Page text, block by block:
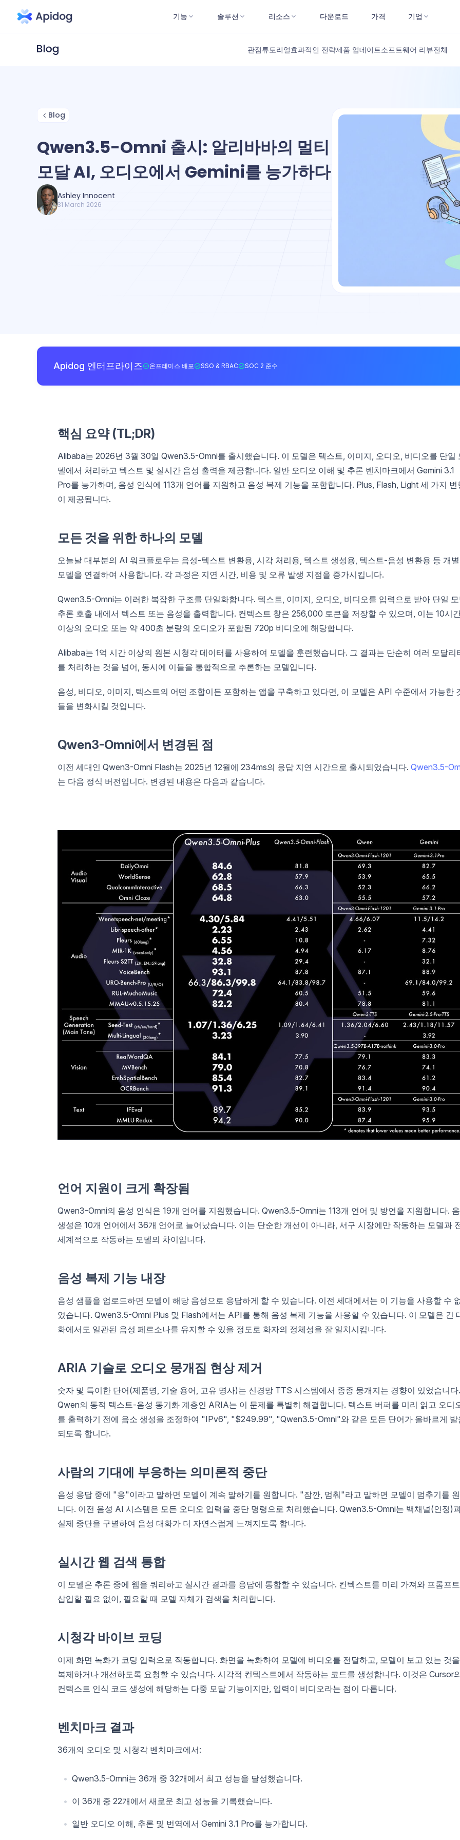
기능 솔루션 리소스 다운로드 가격 기업
관점튜토리얼효과적인 전략제품 업데이트소프트웨어 리뷰전체
Blog
Qwen3.5-Omni 출시: 알리바바의 멀티
모달 AI, 오디오에서 Gemini를 능가하다
Ashley Innocent
31 March 2026
Apidog 엔터프라이즈 온프레미스 배포 SSO & RBAC SOC 2 준수
핵심 요약 (TL;DR)
Alibaba는 2026년 3월 30일 Qwen3.5-Omni를 출시했습니다. 이 모델은 텍스트, 이미지, 오디오, 비디오를 단일
델에서 처리하고 텍스트 및 실시간 음성 출력을 제공합니다. 일반 오디오 이해 및 추론 벤치마크에서 Gemini 3.1
Pro를 능가하며, 음성 인식에 113개 언어를 지원하고 음성 복제 기능을 포함합니다. Plus, Flash, Light 세 가지 변
이 제공됩니다.
모든 것을 위한 하나의 모델
오늘날 대부분의 AI 워크플로우는 음성-텍스트 변환용, 시각 처리용, 텍스트 생성용, 텍스트-음성 변환용 등 개별
모델을 연결하여 사용합니다. 각 과정은 지연 시간, 비용 및 오류 발생 지점을 증가시킵니다.
Qwen3.5-Omni는 이러한 복잡한 구조를 단일화합니다. 텍스트, 이미지, 오디오, 비디오를 입력으로 받아 단일 모
추론 호출 내에서 텍스트 또는 음성을 출력합니다. 컨텍스트 창은 256,000 토큰을 저장할 수 있으며, 이는 10시
이상의 오디오 또는 약 400초 분량의 오디오가 포함된 720p 비디오에 해당합니다.
Alibaba는 1억 시간 이상의 원본 시청각 데이터를 사용하여 모델을 훈련했습니다. 그 결과는 단순히 여러 모달리
를 처리하는 것을 넘어, 동시에 이들을 통합적으로 추론하는 모델입니다.
음성, 비디오, 이미지, 텍스트의 어떤 조합이든 포함하는 앱을 구축하고 있다면, 이 모델은 API 수준에서 가능한
들을 변화시킬 것입니다.
Qwen3-Omni에서 변경된 점
이전 세대인 Qwen3-Omni Flash는 2025년 12월에 234ms의 응답 지연 시간으로 출시되었습니다. Qwen3.5-
는 다음 정식 버전입니다. 변경된 내용은 다음과 같습니다.
언어 지원이 크게 확장됨
Qwen3-Omni의 음성 인식은 19개 언어를 지원했습니다. Qwen3.5-Omni는 113개 언어 및 방언을 지원합니다.
생성은 10개 언어에서 36개 언어로 늘어났습니다. 이는 단순한 개선이 아니라, 서구 시장에만 작동하는 모델과
세계적으로 작동하는 모델의 차이입니다.
음성 복제 기능 내장
음성 샘플을 업로드하면 모델이 해당 음성으로 응답하게 할 수 있습니다. 이전 세대에서는 이 기능을 사용할 수
었습니다. Qwen3.5-Omni Plus 및 Flash에서는 API를 통해 음성 복제 기능을 사용할 수 있습니다. 이 모델은 긴
화에서도 일관된 음성 페르소나를 유지할 수 있을 정도로 화자의 정체성을 잘 일치시킵니다.
ARIA 기술로 오디오 뭉개짐 현상 제거
숫자 및 특이한 단어(제품명, 기술 용어, 고유 명사)는 신경망 TTS 시스템에서 종종 뭉개지는 경향이 있었습니다.
Qwen의 동적 텍스트-음성 동기화 계층인 ARIA는 이 문제를 특별히 해결합니다. 텍스트 버퍼를 미리 읽고 오디
를 출력하기 전에 음소 생성을 조정하여 "IPv6", "$249.99", "Qwen3.5-Omni"와 같은 모든 단어가 올바르게 발
되도록 합니다.
사람의 기대에 부응하는 의미론적 중단
음성 응답 중에 "응"이라고 말하면 모델이 계속 말하기를 원합니다. "잠깐, 멈춰"라고 말하면 모델이 멈추기를
니다. 이전 음성 AI 시스템은 모든 오디오 입력을 중단 명령으로 처리했습니다. Qwen3.5-Omni는 백채널(인정)
실제 중단을 구별하여 음성 대화가 더 자연스럽게 느껴지도록 합니다.
실시간 웹 검색 통합
이 모델은 추론 중에 웹을 쿼리하고 실시간 결과를 응답에 통합할 수 있습니다. 컨텍스트를 미리 가져와 프롬프
삽입할 필요 없이, 필요할 때 모델 자체가 검색을 처리합니다.
시청각 바이브 코딩
이제 화면 녹화가 코딩 입력으로 작동합니다. 화면을 녹화하여 모델에 비디오를 전달하고, 모델이 보고 있는 것을
복제하거나 개선하도록 요청할 수 있습니다. 시각적 컨텍스트에서 작동하는 코드를 생성합니다. 이것은 Cursor
컨텍스트 인식 코드 생성에 해당하는 다중 모달 기능이지만, 입력이 비디오라는 점이 다릅니다.
벤치마크 결과
36개의 오디오 및 시청각 벤치마크에서:
Qwen3.5-Omni는 36개 중 32개에서 최고 성능을 달성했습니다.
이 36개 중 22개에서 새로운 최고 성능을 기록했습니다.
일반 오디오 이해, 추론 및 번역에서 Gemini 3.1 Pro를 능가합니다.